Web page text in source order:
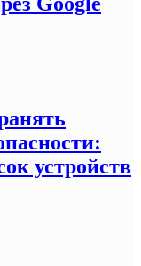
устройств